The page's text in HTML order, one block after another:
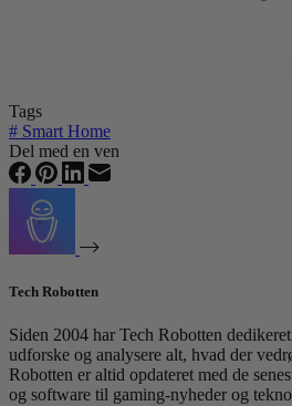
Tags
# Smart Home
Del med en ven
Tech Robotten
Siden 2004 har Tech Robotten
udforske og analysere alt, hvad der
Robotten er altid opdateret med de
og software til gaming-nyheder og